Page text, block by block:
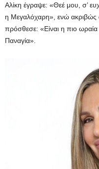
Αλίκη έγραψε: «Θεέ μου, σ’
η Μεγαλόχαρη», ενώ
πρόσθεσε: «Είναι η πιο
Παναγία».